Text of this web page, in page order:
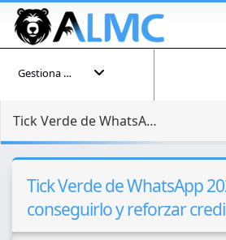
Gestiona tu cuenta
Tick Verde de WhatsApp 2026: Cómo conseguirlo y reforzar credibilidad
Tick Verde de WhatsApp
conseguirlo y reforzar